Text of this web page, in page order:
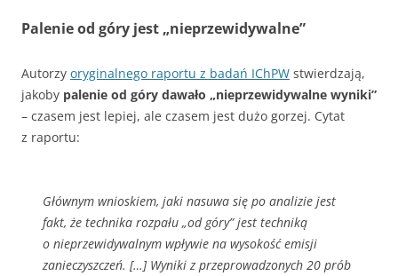
Palenie od góry jest „nieprzewidywalne”
Autorzy oryginalnego raportu z badań IChPW stwierdzają,
jakoby palenie od góry dawało „nieprzewidywalne wyniki”
– czasem jest lepiej, ale czasem jest dużo gorzej. Cytat
z raportu:
Głównym wnioskiem, jaki nasuwa się po analizie jest
fakt, że technika rozpału „od góry” jest techniką
o nieprzewidywalnym wpływie na wysokość emisji
zanieczyszczeń. […] Wyniki z przeprowadzonych 20 prób